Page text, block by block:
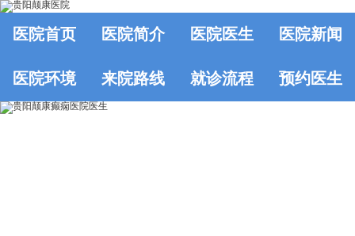
医院首页 医院简介 医院医生 医院新闻
医院环境 来院路线 就诊流程 预约医生